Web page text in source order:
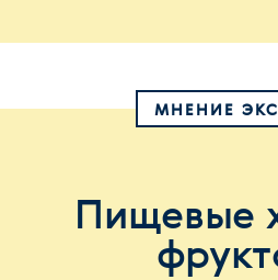
МНЕНИЕ
Пищевые